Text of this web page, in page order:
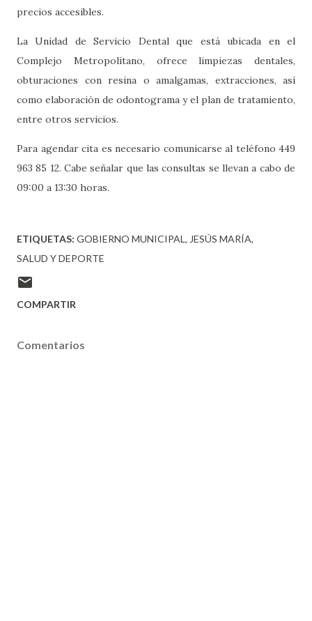
precios accesibles.
La Unidad de Servicio Dental que está ubicada en el
Complejo Metropolitano, ofrece limpiezas dentales,
obturaciones con resina o amalgamas, extracciones, así
como elaboración de odontograma y el plan de tratamiento,
entre otros servicios.
Para agendar cita es necesario comunicarse al teléfono 449
963 85 12. Cabe señalar que las consultas se llevan a cabo de
09:00 a 13:30 horas.
ETIQUETAS: GOBIERNO MUNICIPAL JESÚS MARÍA
SALUD Y DEPORTE
COMPARTIR
Comentarios